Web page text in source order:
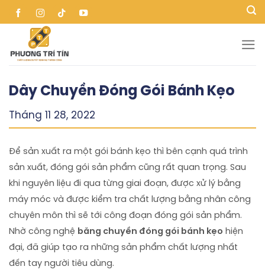
Skip
to
content
Dây Chuyền Đóng Gói Bánh Kẹo
Tháng 11 28, 2022
Để sản xuất ra một gói bánh kẹo thì bên cạnh quá trình
sản xuất, đóng gói sản phẩm cũng rất quan trọng. Sau
khi nguyên liệu đi qua từng giai đoạn, được xử lý bằng
máy móc và được kiểm tra chất lượng bằng nhân công
chuyên môn thì sẽ tới công đoạn đóng gói sản phẩm.
Nhờ công nghệ băng chuyền đóng gói bánh kẹo hiện
đại, đã giúp tạo ra những sản phẩm chất lượng nhất
đến tay người tiêu dùng.